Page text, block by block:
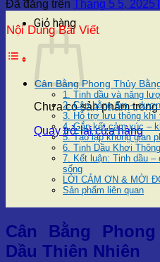
Giỏ hàng
Chưa có sản phẩm
Quay trở lại cửa hàng
Đã đăng trên Tháng 5 5, 2025
Nội Dung Bài Viết
Cân Bằng Phong Thủy
1. Tinh dầu và năng
2. Cân bằng âm –
3. Hỗ trợ lưu thông khí
4. Gắn kết cảm xúc –
5. Tạo lập không gian
6. Tinh Dầu Khơi
7. Kết luận: Tinh dầu
sống
LỜI CẢM ƠN & MỜI
Sản phẩm liên quan
Cân Bằng
Dầu Thiên Nhiên